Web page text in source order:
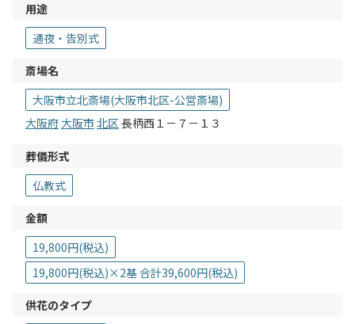
用途
通夜・告別式
斎場名
大阪市立北斎場(大阪市北区-公営斎場)
大阪府大阪市 北区長柄西１－７－１３
葬儀形式
仏教式
金額
19,800円(税込)
19,800円(税込)×2基 合計39,600円(税込)
供花のタイプ